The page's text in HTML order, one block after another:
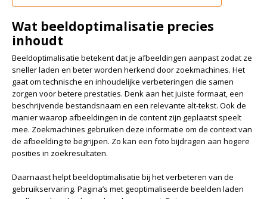
Wat beeldoptimalisatie precies
inhoudt
Beeldoptimalisatie betekent dat je afbeeldingen aanpast zodat ze
sneller laden en beter worden herkend door zoekmachines. Het
gaat om technische en inhoudelijke verbeteringen die samen
zorgen voor betere prestaties. Denk aan het juiste formaat, een
beschrijvende bestandsnaam en een relevante alt-tekst. Ook de
manier waarop afbeeldingen in de content zijn geplaatst speelt
mee. Zoekmachines gebruiken deze informatie om de context van
de afbeelding te begrijpen. Zo kan een foto bijdragen aan hogere
posities in zoekresultaten.
Daarnaast helpt beeldoptimalisatie bij het verbeteren van de
gebruikservaring. Pagina’s met geoptimaliseerde beelden laden